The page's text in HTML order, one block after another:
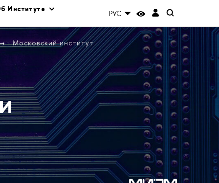
Институте РУС
Московский институт